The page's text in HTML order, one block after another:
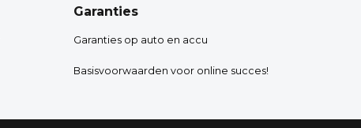
Garanties
Garanties op auto en accu
Basisvoorwaarden voor online succes!